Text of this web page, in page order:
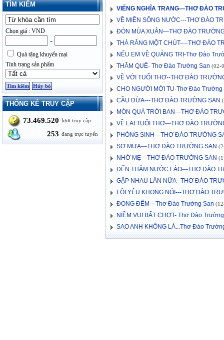
TÌM KIẾM
Chọn giá : VND
-
Quà tặng khuyến mại
Tình trạng sản phẩm
THỐNG KÊ TRUY CẬP
73.469.520 lượt truy cập
253 đang trực tuyến
VIẾNG NGHĨA TRANG---THƠ ĐÀO
VỀ MIỀN SÔNG NƯỚC---THƠ ĐÀO
ĐÓN MÙA XUÂN---THƠ ĐÀO
THÀ RẰNG MỘT CHÚT----THƠ ĐÀO
NẾU EM VỀ QUẢNG TRỊ-Thơ Đào
THĂM QUÊ- Thơ Đào Trường San (02-
VỀ VỚI TUỔI THƠ--THƠ ĐÀO
CHO NGƯỜI MỚI TU-Thơ Đào Trường
CẦU DỪA---THƠ ĐÀO TRƯỜNG SAN
MÓN QUÀ TRỜI BAN---THƠ ĐÀO
VỀ LẠI TUỔI THƠ---THƠ ĐÀO
PHÓNG SINH---THƠ ĐÀO TRƯỜNG
SỢ MƯA---THƠ ĐÀO TRƯỜNG SAN
NHỚ MẸ---THƠ ĐÀO TRƯỜNG SAN
ĐẾN THĂM NƯỚC LÀO---THƠ ĐÀO
GẶP NHAU LẦN NỮA--THƠ ĐÀO
LỖI YÊU KHỌNG NÓI---THƠ ĐÀO
ĐONG ĐẾM---Thơ Đào Trường San
NIỀM VUI BẤT CHỢT- Thơ Đào
SAO ANH KHÔNG LÀ...Thơ Đào